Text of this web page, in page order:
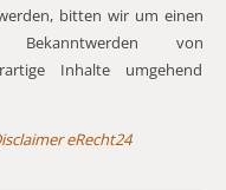
bitten wir um einen
Bekanntwerden von
Inhalte umgehend
eRecht24